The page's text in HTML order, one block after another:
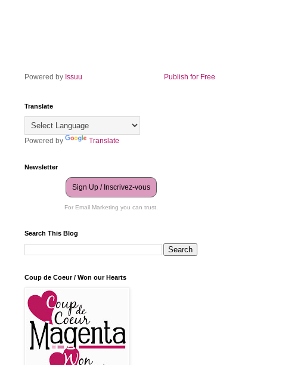
Powered by Issuu Publish for Free
Translate
Powered by Translate
Newsletter
Sign Up / Inscrivez-vous
For Email Marketing you can trust.
Search This Blog
Coup de Coeur / Won our Hearts